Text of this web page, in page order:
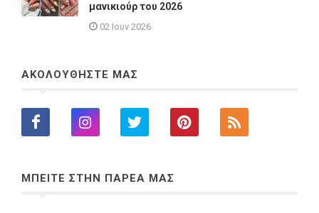
μανικιούρ του 2026
02 Ιουν 2026
ΑΚΟΛΟΥΘΗΣΤΕ ΜΑΣ
ΜΠΕΙΤΕ ΣΤΗΝ ΠΑΡΕΑ ΜΑΣ